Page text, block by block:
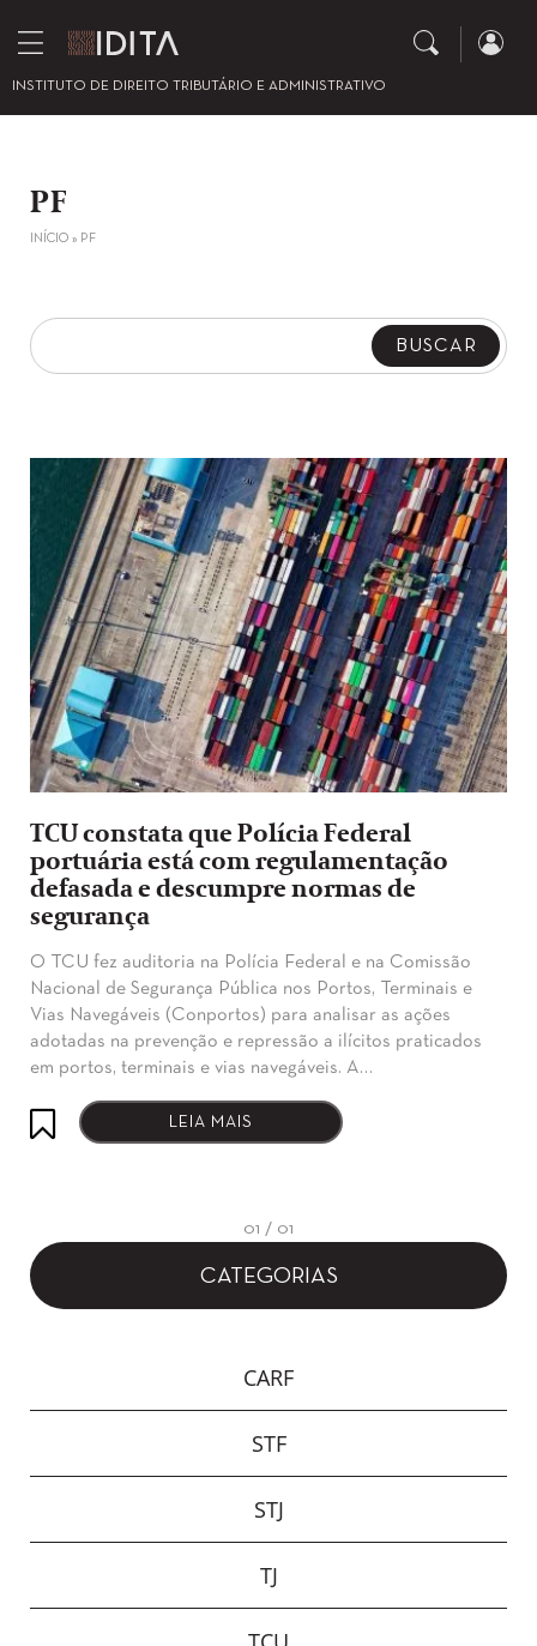
INSTITUTO DE DIREITO TRIBUTÁRIO E ADMINISTRATIVO
PF
INÍCIO » PF
TCU constata que Polícia Federal
portuária está com regulamentação
defasada e descumpre normas de
segurança
O TCU fez auditoria na Polícia Federal e na Comissão
Nacional de Segurança Pública nos Portos, Terminais e
Vias Navegáveis (Conportos) para analisar as ações
adotadas na prevenção e repressão a ilícitos praticados
em portos, terminais e vias navegáveis. A…
LEIA MAIS
01 / 01
CATEGORIAS
CARF
STF
STJ
TJ